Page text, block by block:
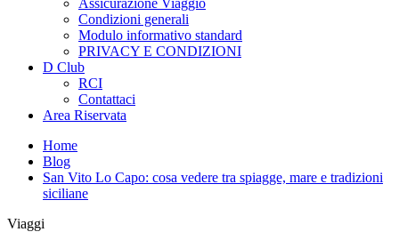
Assicurazione Viaggio
Condizioni generali
Modulo informativo standard
PRIVACY E CONDIZIONI
D Club
RCI
Contattaci
Area Riservata
Home
Blog
San Vito Lo Capo: cosa vedere tra spiagge, mare e tradizioni
siciliane
Viaggi